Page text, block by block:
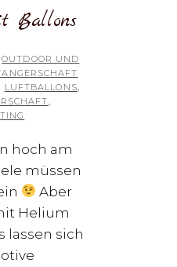
Ballons
,OUTDOOR UND
LUFTBALLONS
hoch am
müssen
Aber
Helium
lassen sich